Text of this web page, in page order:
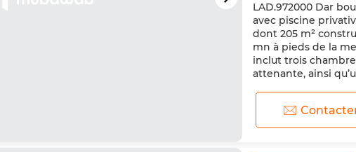
Climatisation
Machine à laver
LAD.972000 Dar
avec piscine
dont 205 m²
mn à pieds de la
inclut trois
attenante, ainsi